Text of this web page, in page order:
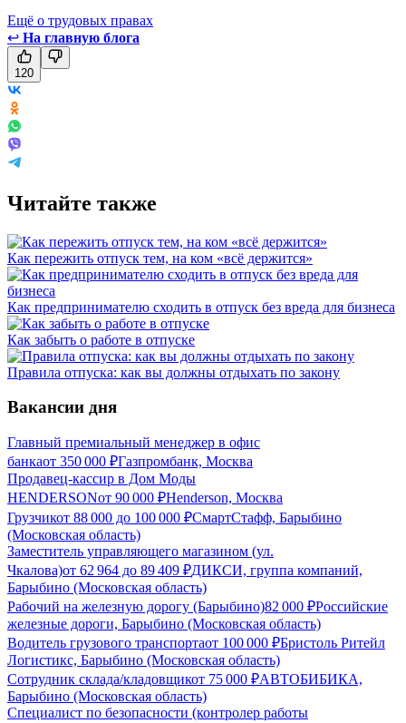
Ещё о трудовых правах
↩ На главную блога
120
Читайте также
Как пережить отпуск тем, на ком «всё держится»
Как предпринимателю сходить в отпуск без вреда для бизнеса
Как забыть о работе в отпуске
Правила отпуска: как вы должны отдыхать по закону
Вакансии дня
Главный премиальный менеджер в офис
банкаот 350 000 ₽Газпромбанк, Москва
Продавец-кассир в Дом Моды
HENDERSONот 90 000 ₽Henderson, Москва
Грузчикот 88 000 до 100 000 ₽СмартСтафф, Барыбино
(Московская область)
Заместитель управляющего магазином (ул.
Чкалова)от 62 964 до 89 409 ₽ДИКСИ, группа компаний,
Барыбино (Московская область)
Рабочий на железную дорогу (Барыбино)82 000 ₽Российские
железные дороги, Барыбино (Московская область)
Водитель грузового транспортаот 100 000 ₽Бристоль Ритейл
Логистикс, Барыбино (Московская область)
Сотрудник склада/кладовщикот 75 000 ₽АВТОБИБИКА,
Барыбино (Московская область)
Специалист по безопасности (контролер работы